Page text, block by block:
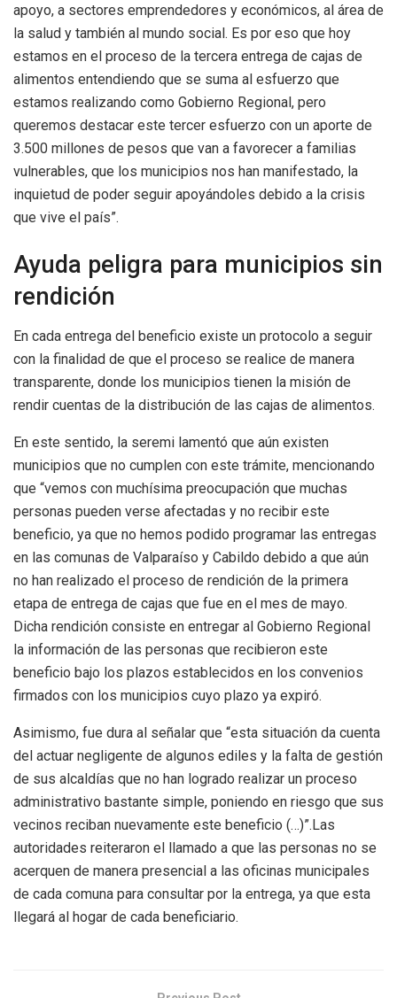
apoyo, a sectores emprendedores y económicos, al área de
la salud y también al mundo social. Es por eso que hoy
estamos en el proceso de la tercera entrega de cajas de
alimentos entendiendo que se suma al esfuerzo que
estamos realizando como Gobierno Regional, pero
queremos destacar este tercer esfuerzo con un aporte de
3.500 millones de pesos que van a favorecer a familias
vulnerables, que los municipios nos han manifestado, la
inquietud de poder seguir apoyándoles debido a la crisis
que vive el país”.
Ayuda peligra para municipios sin
rendición
En cada entrega del beneficio existe un protocolo a seguir
con la finalidad de que el proceso se realice de manera
transparente, donde los municipios tienen la misión de
rendir cuentas de la distribución de las cajas de alimentos.
En este sentido, la seremi lamentó que aún existen
municipios que no cumplen con este trámite, mencionando
que “vemos con muchísima preocupación que muchas
personas pueden verse afectadas y no recibir este
beneficio, ya que no hemos podido programar las entregas
en las comunas de Valparaíso y Cabildo debido a que aún
no han realizado el proceso de rendición de la primera
etapa de entrega de cajas que fue en el mes de mayo.
Dicha rendición consiste en entregar al Gobierno Regional
la información de las personas que recibieron este
beneficio bajo los plazos establecidos en los convenios
firmados con los municipios cuyo plazo ya expiró.
Asimismo, fue dura al señalar que “esta situación da cuenta
del actuar negligente de algunos ediles y la falta de gestión
de sus alcaldías que no han logrado realizar un proceso
administrativo bastante simple, poniendo en riesgo que sus
vecinos reciban nuevamente este beneficio (…)”.Las
autoridades reiteraron el llamado a que las personas no se
acerquen de manera presencial a las oficinas municipales
de cada comuna para consultar por la entrega, ya que esta
llegará al hogar de cada beneficiario.